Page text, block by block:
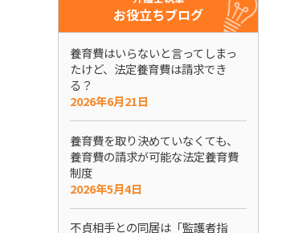
お役立ちブログ
養育費はいらないと言ってしまっ
たけど、法定養育費は請求でき
る？
2026年6月21日
養育費を取り決めていなくても、
養育費の請求が可能な法定養育費
制度
2026年5月4日
不貞相手との同居は「監護者指